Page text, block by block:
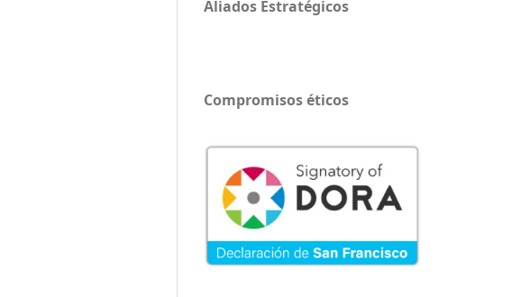
Aliados Estratégicos
Compromisos éticos